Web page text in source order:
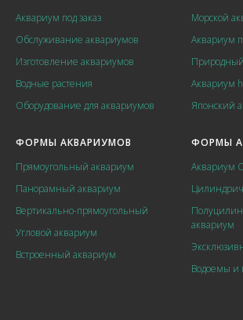
Аквариум под заказ
Обслуживание аквариумов
Изготовление аквариумов
Водные растения
Оборудование для аквариумов
Морской
Аквариум
Аквариум
Японский
ФОРМЫ АКВАРИУМОВ
Прямоугольный аквариум
Панорамный аквариум
Вертикально-прямоугольный
Угловой аквариум
Встроенный аквариум
ФОРМЫ
Аквариум
аквариум
Водоемы и